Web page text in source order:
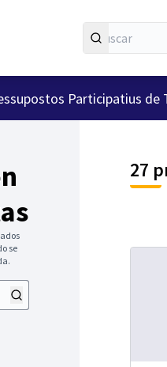
Participatius de
se
27